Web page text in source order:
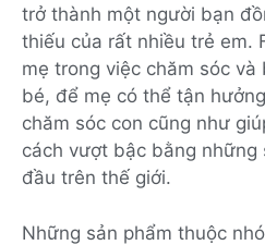
trở thành một người bạn
thiếu của rất nhiều trẻ em.
mẹ trong việc chăm sóc và
bé, để mẹ có thể tận
chăm sóc con cũng như
cách vượt bậc bằng những
đầu trên thế giới.
Những sản phẩm thuộc